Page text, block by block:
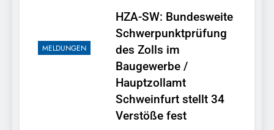
MELDUNGEN
HZA-SW: Bundesweite
Schwerpunktprüfung
des Zolls im
Baugewerbe /
Hauptzollamt
Schweinfurt stellt 34
Verstöße fest